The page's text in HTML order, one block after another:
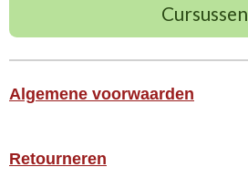
Cursussen
Algemene voorwaarden
Retourneren